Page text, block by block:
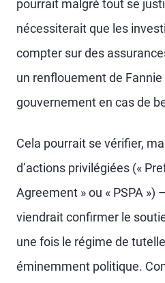
pourrait malgré tout se
nécessiterait que les
compter sur des
un renflouement de
gouvernement en cas de
Cela pourrait se vérifier,
d’actions privilégiées («
Agreement » ou « PSPA »)
viendrait confirmer le
une fois le régime de
éminemment politique.